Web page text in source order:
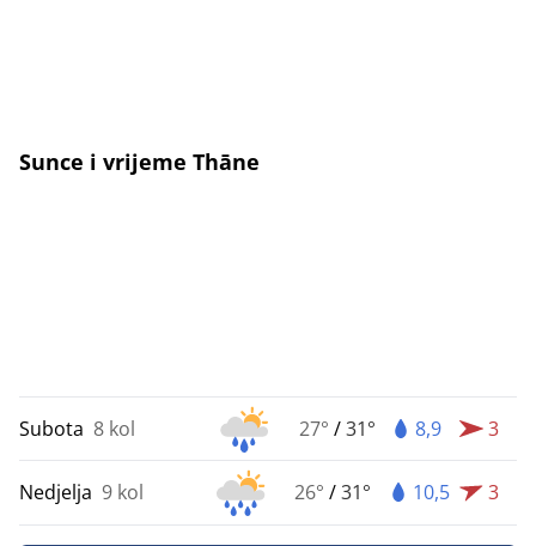
Sunce i vrijeme Thāne
Subota 8 kol 27° /31° 8,9 3
Nedjelja 9 kol 26° /31° 10,5 3